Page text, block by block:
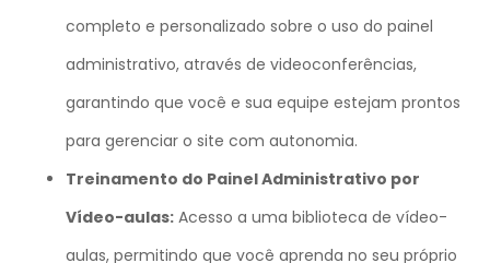
completo e personalizado sobre o uso do painel
administrativo, através de videoconferências,
garantindo que você e sua equipe estejam prontos
para gerenciar o site com autonomia.
Treinamento do Painel Administrativo por
Vídeo-aulas: Acesso a uma biblioteca de vídeo-
aulas, permitindo que você aprenda no seu próprio